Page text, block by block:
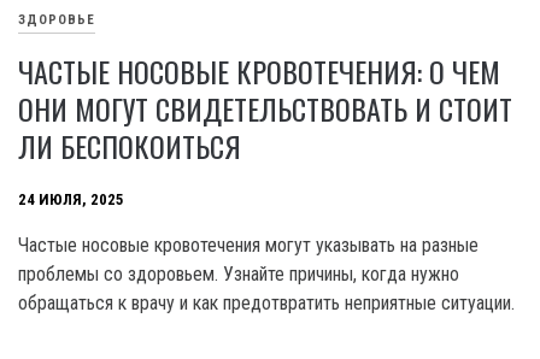
ЗДОРОВЬЕ
ЧАСТЫЕ НОСОВЫЕ КРОВОТЕЧЕНИЯ: О ЧЕМ
ОНИ МОГУТ СВИДЕТЕЛЬСТВОВАТЬ И СТОИТ
ЛИ БЕСПОКОИТЬСЯ
24 ИЮЛЯ, 2025
Частые носовые кровотечения могут указывать на разные
проблемы со здоровьем. Узнайте причины, когда нужно
обращаться к врачу и как предотвратить неприятные ситуации.